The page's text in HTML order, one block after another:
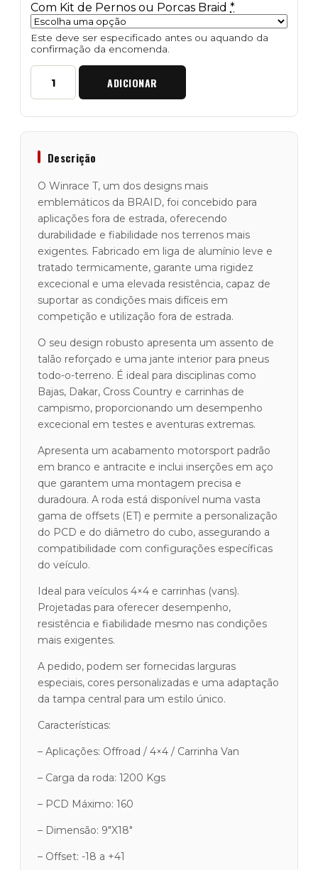
Com Kit de Pernos ou Porcas Braid *
Este deve ser especificado antes ou aquando da
confirmação da encomenda.
Quantidade
Jante
Winrace
Beadlock
9X18
ADICIONAR
Descrição
O Winrace T, um dos designs mais
emblemáticos da BRAID, foi concebido para
aplicações fora de estrada, oferecendo
durabilidade e fiabilidade nos terrenos mais
exigentes. Fabricado em liga de alumínio leve e
tratado termicamente, garante uma rigidez
excecional e uma elevada resistência, capaz de
suportar as condições mais difíceis em
competição e utilização fora de estrada.
O seu design robusto apresenta um assento de
talão reforçado e uma jante interior para pneus
todo-o-terreno. É ideal para disciplinas como
Bajas, Dakar, Cross Country e carrinhas de
campismo, proporcionando um desempenho
excecional em testes e aventuras extremas.
Apresenta um acabamento motorsport padrão
em branco e antracite e inclui inserções em aço
que garantem uma montagem precisa e
duradoura. A roda está disponível numa vasta
gama de offsets (ET) e permite a personalização
do PCD e do diâmetro do cubo, assegurando a
compatibilidade com configurações específicas
do veículo.
Ideal para veículos 4×4 e carrinhas (vans).
Projetadas para oferecer desempenho,
resistência e fiabilidade mesmo nas condições
mais exigentes.
A pedido, podem ser fornecidas larguras
especiais, cores personalizadas e uma adaptação
da tampa central para um estilo único.
Características:
– Aplicações: Offroad / 4×4 / Carrinha Van
– Carga da roda: 1200 Kgs
– PCD Máximo: 160
– Dimensão: 9″X18″
– Offset: -18 a +41